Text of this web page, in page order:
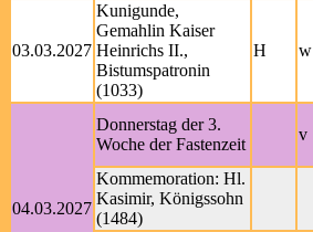
03.03.2027
Kunigunde,
Gemahlin Kaiser
Heinrichs II.,
Bistumspatronin
(1033)
H w
04.03.2027
Donnerstag der 3.
Woche der Fastenzeit
v
Kommemoration: Hl.
Kasimir, Königssohn
(1484)